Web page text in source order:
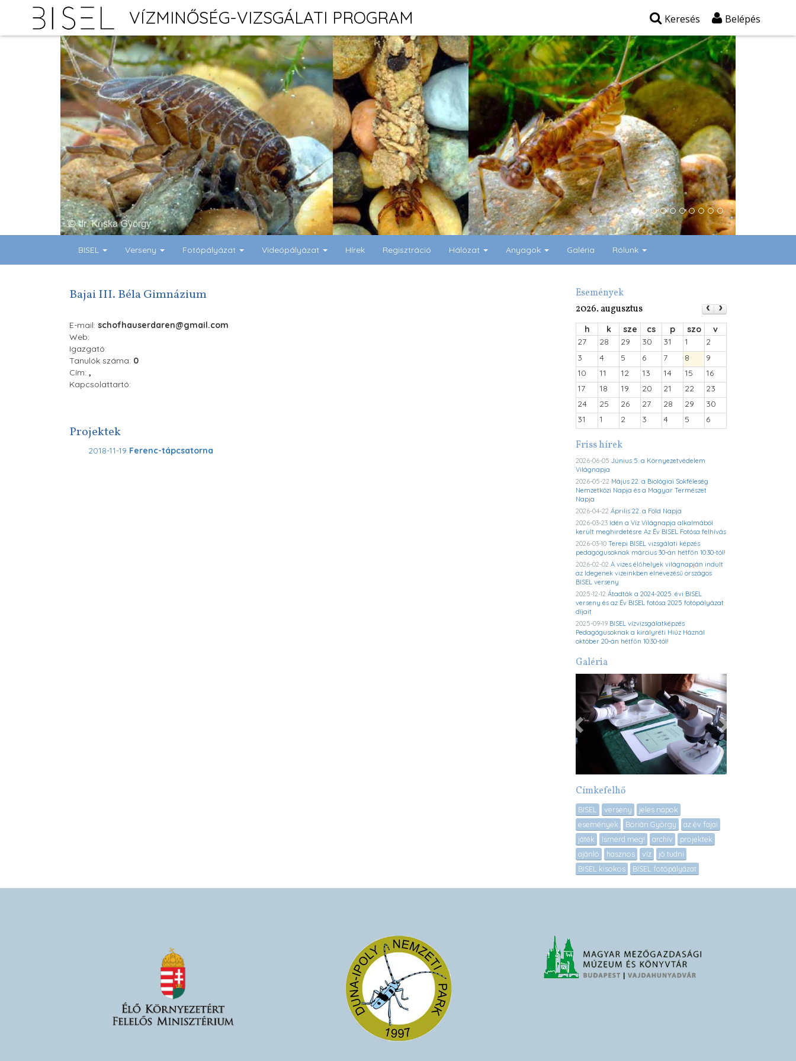
VÍZMINŐSÉG-VIZSGÁLATI PROGRAM Keresés Belépés
BISEL Verseny Fotópályázat Videópályázat Hírek Regisztráció Hálózat Anyagok Galéria Rólunk
Bajai III. Béla Gimnázium
E-mail: schofhauserdaren@gmail.com
Web:
Igazgató:
Tanulók száma: 0
Cím: ,
Kapcsolattartó:
Projektek
2018-11-19 Ferenc-tápcsatorna
Események
2026. augusztus
h k sze cs p szo
v
27
28 29 30 31 1
2
3
4 5 6 7 8
9
10
11 12 13 14 15
16
17
18 19 20 21 22
23
24
25 26 27 28 29
30
31
1 2 3 4 5 6
Friss hírek
2026-06-05 Június 5. a Környezetvédelem
Világnapja
2026-05-22 Május 22. a Biológiai Sokféleség
Nemzetközi Napja és a Magyar Természet
Napja
2026-04-22 Április 22. a Föld Napja
2026-03-23 Idén a Víz Világnapja alkalmából
került meghirdetésre Az Év BISEL Fotósa felhívás
2026-03-10 Terepi BISEL vizsgálati képzés
pedagógusoknak március 30-án hétfőn 10:30-tól!
2026-02-02 A vizes élőhelyek világnapján indult
az Idegenek vizeinkben elnevezésű országos
BISEL verseny
2025-12-12 Átadták a 2024-2025. évi BISEL
verseny és az Év BISEL fotósa 2025 fotópályázat
díjait
2025-09-19 BISEL vízvizsgálatképzés
Pedagógusoknak a királyréti Hiúz Háznál
október 20-án hétfőn 10:30-tól!
Galéria
Previous Next
Címkefelhő
BISEL verseny
jeles napok
események
Borián György
az év fajai
játék
Ismerd meg! archív
projektek
ajánló
hasznos víz
jó tudni
BISEL kisokos
BISEL fotópályázat